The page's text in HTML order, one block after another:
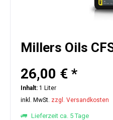
Millers Oils
26,00 € *
Inhalt: 1 Liter
inkl. MwSt. zzgl. Versandkosten
Lieferzeit ca. 5 Tage